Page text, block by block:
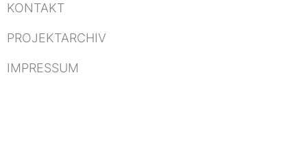
KONTAKT
PROJEKTARCHIV
IMPRESSUM